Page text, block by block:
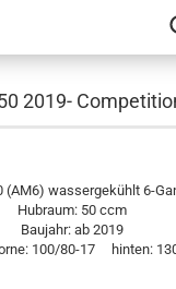
2019-
(AM6) wassergekühlt 6-
Hubraum: 50 ccm
Baujahr: ab 2019
100/80-17 hinten: